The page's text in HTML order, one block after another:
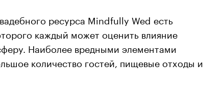
ресурса Mindfully Wed есть
каждый может оценить влияние
Наиболее вредными элементами
количество гостей, пищевые отходы и